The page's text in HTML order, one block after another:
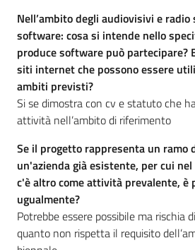
Nell’ambito degli audiovisivi e
software: cosa si intende nello
produce software può partecipare?
siti internet che possono essere
ambiti previsti?
Si se dimostra con cv e statuto che
attività nell’ambito di riferimento
Se il progetto rappresenta un ramo
un'azienda già esistente, per cui
c'è altro come attività prevalente, è
ugualmente?
Potrebbe essere possibile ma rischia
quanto non rispetta il requisito